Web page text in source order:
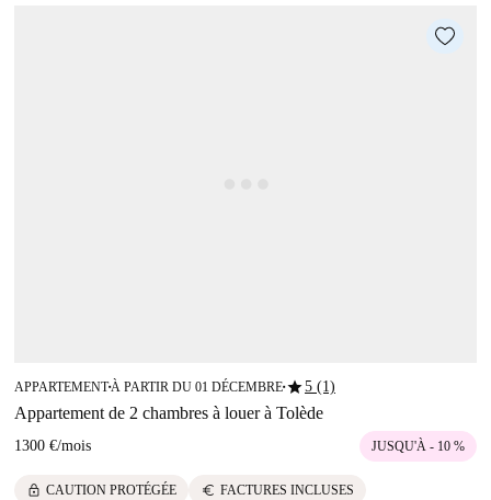
APPARTEMENT■À PARTIR DU 01 DÉCEMBRE■star5 (1)
Appartement de 2 chambres à louer à Tolède
1300 €/mois JUSQU'À - 10 %
lock CAUTION PROTÉGÉE euro FACTURES INCLUSES